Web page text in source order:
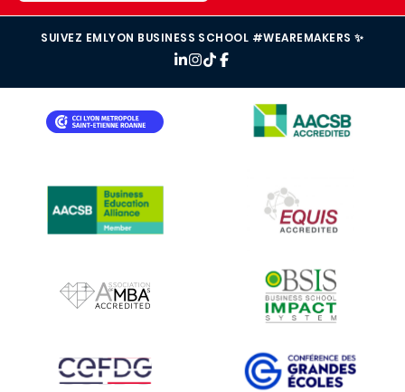
SUIVEZ EMLYON BUSINESS SCHOOL #WEAREMAKERS ✨
IMAGE
IMAGE
IMAGE
IMAGE